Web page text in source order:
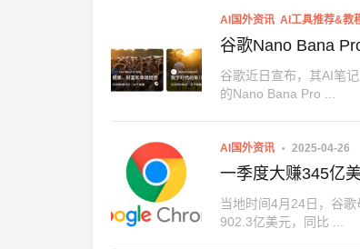
AI国外资讯 AI工具推荐&教
谷歌Nano Bana
谷歌近日宣布，其AI笔
的Nano Bana Pro ...
AI国外资讯 2025-04-26
一季度大赚345亿
当地时间4月24日，谷
902.3亿美元，同比 ...